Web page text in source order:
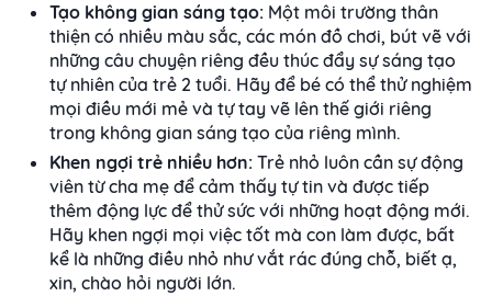
Tạo không gian sáng tạo: Một môi trường thân
thiện có nhiều màu sắc, các món đồ chơi, bút vẽ với
những câu chuyện riêng đều thúc đẩy sự sáng tạo
tự nhiên của trẻ 2 tuổi. Hãy để bé có thể thử nghiệm
mọi điều mới mẻ và tự tay vẽ lên thế giới riêng
trong không gian sáng tạo của riêng mình.
Khen ngợi trẻ nhiều hơn: Trẻ nhỏ luôn cần sự động
viên từ cha mẹ để cảm thấy tự tin và được tiếp
thêm động lực để thử sức với những hoạt động mới.
Hãy khen ngợi mọi việc tốt mà con làm được, bất
kể là những điều nhỏ như vắt rác đúng chỗ, biết ạ,
xin, chào hỏi người lớn.